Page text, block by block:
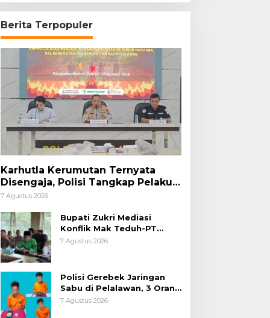
Berita Terpopuler
Karhutla Kerumutan Ternyata
Disengaja, Polisi Tangkap Pelaku
Pembakar Lahan
7 Agustus 2026
Bupati Zukri Mediasi
Konflik Mak Teduh-PT
Arara Abadi, Ini Hasilnya
7 Agustus 2026
Polisi Gerebek Jaringan
Sabu di Pelalawan, 3 Orang
Ditangkap
7 Agustus 2026